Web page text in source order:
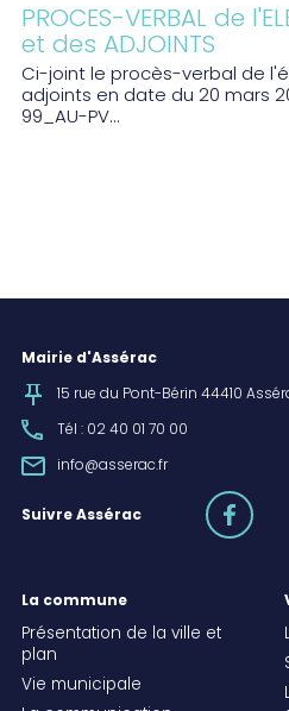
PROCES-VERBAL de
et des ADJOINTS
Ci-joint le procès-verbal de
adjoints en date du 20 mars
99_AU-PV...
Mairie d'Assérac
15 rue du Pont-Bérin 44410
Tél : 02 40 01 70 00
info@asserac.fr
Suivre Assérac
La commune
Présentation de la ville et
plan
Vie municipale